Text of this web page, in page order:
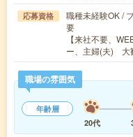
応募資格
職種未経験OK /
要
【来社不要、
ー、主婦(夫) 大
職場の雰囲気
年齢層
20代